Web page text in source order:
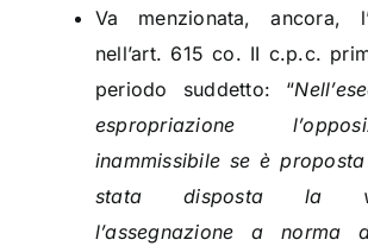
Va menzionata, ancora,
nell’art. 615 co. II c.p.c.
periodo suddetto: “
espropriazione
inammissibile se è
stata disposta la
l’assegnazione a norma